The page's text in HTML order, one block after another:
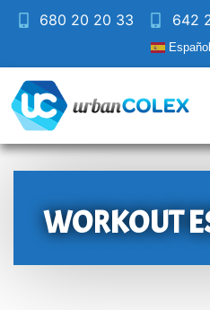
680 20 20 33 642
Español
WORKOUT